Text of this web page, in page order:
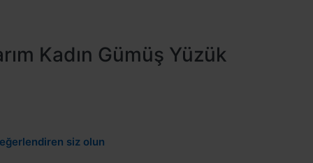
Kadın Gümüş Yüzük
siz olun
Hepsini kabul et